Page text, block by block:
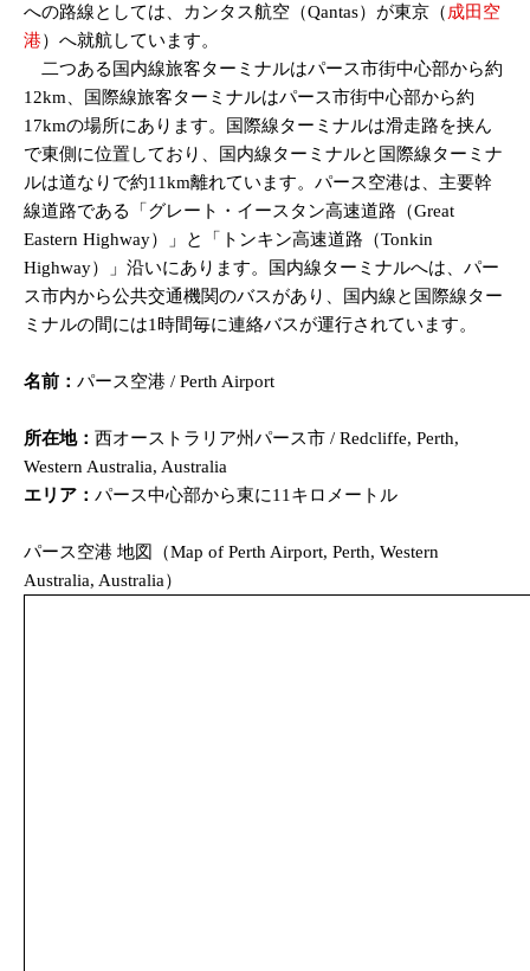
への路線としては、カンタス航空（Qantas）が東京（成田空
港）へ就航しています。
二つある国内線旅客ターミナルはパース市街中心部から約
12km、国際線旅客ターミナルはパース市街中心部から約
17kmの場所にあります。国際線ターミナルは滑走路を挟ん
で東側に位置しており、国内線ターミナルと国際線ターミナ
ルは道なりで約11km離れています。パース空港は、主要幹
線道路である「グレート・イースタン高速道路（Great
Eastern Highway）」と「トンキン高速道路（Tonkin
Highway）」沿いにあります。国内線ターミナルへは、パー
ス市内から公共交通機関のバスがあり、国内線と国際線ター
ミナルの間には1時間毎に連絡バスが運行されています。
名前： パース空港 / Perth Airport
所在地： 西オーストラリア州パース市 / Redcliffe, Perth,
Western Australia, Australia
エリア： パース中心部から東に11キロメートル
パース空港 地図（Map of Perth Airport, Perth, Western
Australia, Australia）